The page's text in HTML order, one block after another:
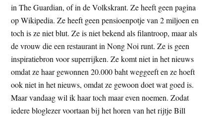
in The Guardian, of in de Volkskrant. Ze heeft geen pagina
op Wikipedia. Ze heeft geen pensioenpotje van 2 miljoen en
toch is ze niet blut. Ze is niet bekend als filantroop, maar als
de vrouw die een restaurant in Nong Noi runt. Ze is geen
inspiratiebron voor superrijken. Ze komt niet in het nieuws
omdat ze haar gewonnen 20.000 baht weggeeft en ze hoeft
ook niet in het nieuws, omdat ze gewoon doet wat goed is.
Maar vandaag wil ik haar toch maar even noemen. Zodat
iedere bloglezer voortaan bij het horen van het rijtje Bill